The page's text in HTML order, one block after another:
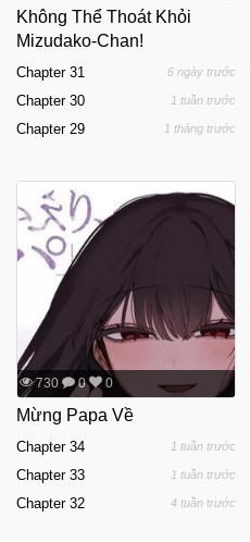
Không Thể Thoát Khỏi
Mizudako-Chan!
Chapter 31 6 ngày trước
Chapter 30 1 tuần trước
Chapter 29 1 tháng trước
730 0 0
Mừng Papa Về
Chapter 34 1 tuần trước
Chapter 33 1 tuần trước
Chapter 32 4 tuần trước